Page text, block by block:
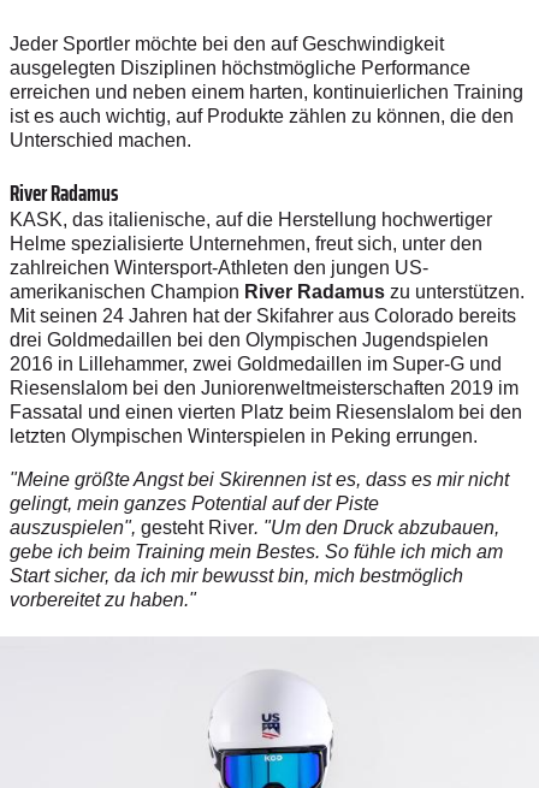
Jeder Sportler möchte bei den auf Geschwindigkeit
ausgelegten Disziplinen höchstmögliche Performance
erreichen und neben einem harten, kontinuierlichen Training
ist es auch wichtig, auf Produkte zählen zu können, die den
Unterschied machen.
River Radamus
KASK, das italienische, auf die Herstellung hochwertiger
Helme spezialisierte Unternehmen, freut sich, unter den
zahlreichen Wintersport-Athleten den jungen US-
amerikanischen Champion River Radamus zu unterstützen.
Mit seinen 24 Jahren hat der Skifahrer aus Colorado bereits
drei Goldmedaillen bei den Olympischen Jugendspielen
2016 in Lillehammer, zwei Goldmedaillen im Super-G und
Riesenslalom bei den Juniorenweltmeisterschaften 2019 im
Fassatal und einen vierten Platz beim Riesenslalom bei den
letzten Olympischen Winterspielen in Peking errungen.
"Meine größte Angst bei Skirennen ist es, dass es mir nicht
gelingt, mein ganzes Potential auf der Piste
auszuspielen", gesteht River. "Um den Druck abzubauen,
gebe ich beim Training mein Bestes. So fühle ich mich am
Start sicher, da ich mir bewusst bin, mich bestmöglich
vorbereitet zu haben."